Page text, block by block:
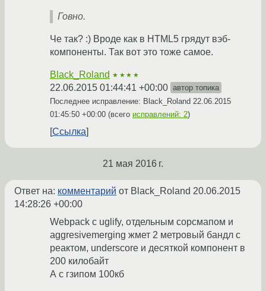
Говно.
Че так? :) Вроде как в HTML5 грядут вэб-
компоненты. Так вот это тоже самое.
Black_Roland ★★★★
22.06.2015 01:44:41 +00:00 автор топика
Последнее исправление: Black_Roland 22.06.2015
01:45:50 +00:00 (всего исправлений: 2)
Ссылка
21 мая 2016 г.
Ответ на: комментарий от Black_Roland 20.06.2015
14:28:26 +00:00
Webpack с uglify, отдельным сорсмапом и
aggresivemerging жмет 2 метровый бандл с
реактом, underscore и десяткой компонент в
200 килобайт
А с гзипом 100кб